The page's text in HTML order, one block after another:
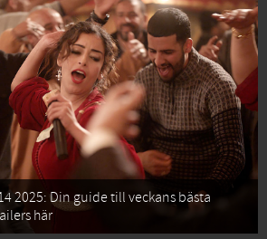
2025: Din guide till veckans bästa
här